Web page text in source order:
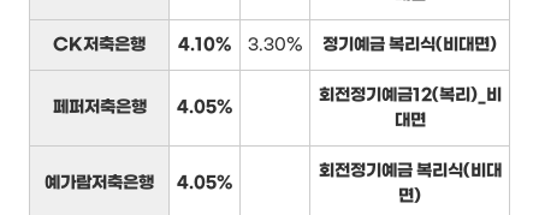
CK저축은행 4.10% 3.30% 정기예금 복리식(비대면)
페퍼저축은행 4.05%
회전정기예금12(복리)_비
대면
예가람저축은행 4.05%
회전정기예금 복리식(비대
면)